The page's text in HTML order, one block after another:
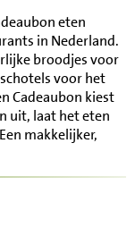
eten
in Nederland.
broodjes voor
voor het
Cadeaubon kiest
uit, laat het eten
makkelijker,